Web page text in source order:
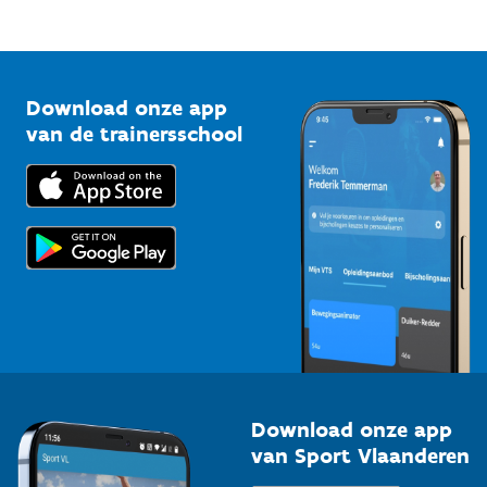
Bedrijven
Trainers en begeleiders
Topsporters
Vlaamse Trainersschool
Kennisplatform
Downloads
Voor de pers
Download onze app
van de trainersschool
Download onze app
van Sport Vlaanderen